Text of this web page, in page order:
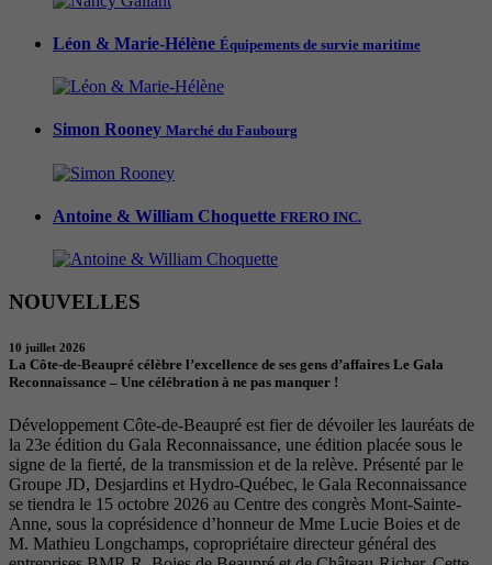
Léon & Marie-Hélène Équipements de survie maritime
Simon Rooney Marché du Faubourg
Antoine & William Choquette FRERO INC.
NOUVELLES
10 juillet 2026
La Côte-de-Beaupré célèbre l’excellence de ses gens d’affaires Le Gala
Reconnaissance – Une célébration à ne pas manquer !
Développement Côte-de-Beaupré est fier de dévoiler les lauréats de
la 23e édition du Gala Reconnaissance, une édition placée sous le
signe de la fierté, de la transmission et de la relève. Présenté par le
Groupe JD, Desjardins et Hydro-Québec, le Gala Reconnaissance
se tiendra le 15 octobre 2026 au Centre des congrès Mont-Sainte-
Anne, sous la coprésidence d’honneur de Mme Lucie Boies et de
M. Mathieu Longchamps, copropriétaire directeur général des